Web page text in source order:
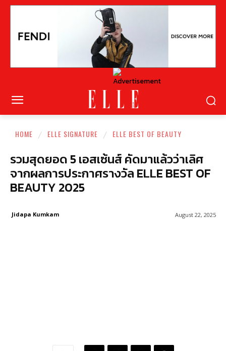
HOME ELLE SIGNATURE ELLE BEST OF BEAUTY
รวมสุดยอด 5 เอสเซ้นส์ คัดมาแล้วว่าเลิศ
จากผลการประกาศรางวัล ELLE BEST OF
BEAUTY 2025
August 22, 2025
Jidapa Kumkam